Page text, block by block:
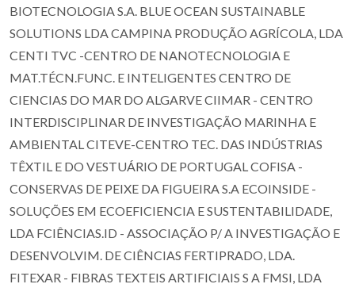
BIOTECNOLOGIA S.A. BLUE OCEAN SUSTAINABLE
SOLUTIONS LDA CAMPINA PRODUÇÃO AGRÍCOLA, LDA
CENTI TVC -CENTRO DE NANOTECNOLOGIA E
MAT.TÉCN.FUNC. E INTELIGENTES CENTRO DE
CIENCIAS DO MAR DO ALGARVE CIIMAR - CENTRO
INTERDISCIPLINAR DE INVESTIGAÇÃO MARINHA E
AMBIENTAL CITEVE-CENTRO TEC. DAS INDÚSTRIAS
TÊXTIL E DO VESTUÁRIO DE PORTUGAL COFISA -
CONSERVAS DE PEIXE DA FIGUEIRA S.A ECOINSIDE -
SOLUÇÕES EM ECOEFICIENCIA E SUSTENTABILIDADE,
LDA FCIÊNCIAS.ID - ASSOCIAÇÃO P/ A INVESTIGAÇÃO E
DESENVOLVIM. DE CIÊNCIAS FERTIPRADO, LDA.
FITEXAR - FIBRAS TEXTEIS ARTIFICIAIS S A FMSI, LDA